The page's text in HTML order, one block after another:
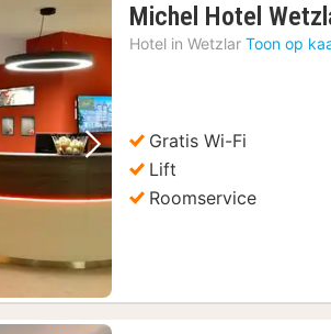
Volgende foto
Michel Hotel
Hotel in Wetzlar Toon op
Gratis Wi-Fi
Lift
Roomservice